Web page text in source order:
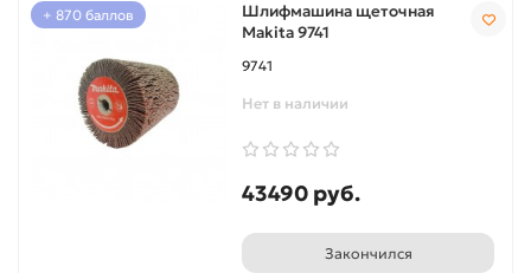
+ 870 баллов
Шлифмашина щеточная
Makita 9741
9741
Нет в наличии
43490 руб.
Закончился